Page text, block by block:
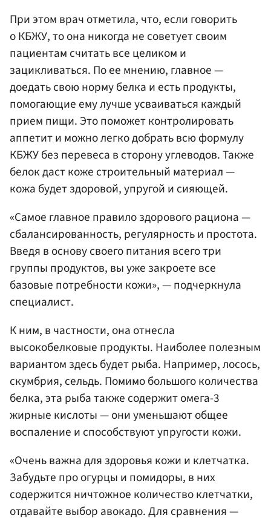
При этом врач отметила, что, если говорить
о КБЖУ, то она никогда не советует своим
пациентам считать все целиком и
зацикливаться. По ее мнению, главное —
доедать свою норму белка и есть продукты,
помогающие ему лучше усваиваться каждый
прием пищи. Это поможет контролировать
аппетит и можно легко добрать всю формулу
КБЖУ без перевеса в сторону углеводов. Также
белок даст коже строительный материал —
кожа будет здоровой, упругой и сияющей.
«Самое главное правило здорового рациона —
сбалансированность, регулярность и простота.
Введя в основу своего питания всего три
группы продуктов, вы уже закроете все
базовые потребности кожи», — подчеркнула
специалист.
К ним, в частности, она отнесла
высокобелковые продукты. Наиболее полезным
вариантом здесь будет рыба. Например, лосось,
скумбрия, сельдь. Помимо большого количества
белка, эта рыба также содержит омега-3
жирные кислоты — они уменьшают общее
воспаление и способствуют упругости кожи.
«Очень важна для здоровья кожи и клетчатка.
Забудьте про огурцы и помидоры, в них
содержится ничтожное количество клетчатки,
отдавайте выбор авокадо. Для сравнения —